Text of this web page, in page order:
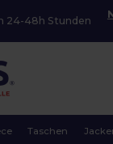
24-48h Stunden
Taschen